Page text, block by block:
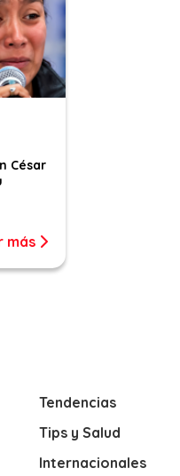
César
más
Tendencias
Tips y Salud
Internacionales